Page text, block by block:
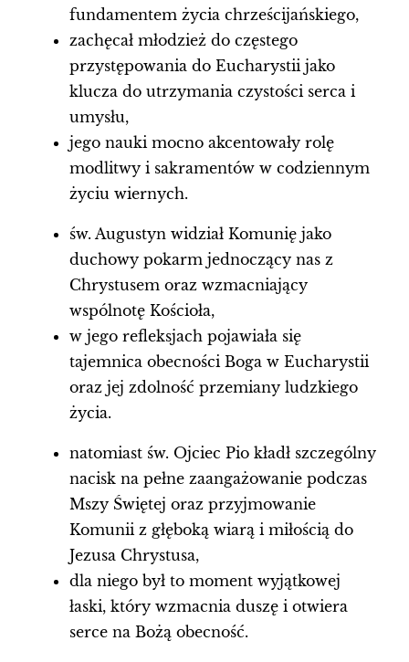
fundamentem życia chrześcijańskiego,
zachęcał młodzież do częstego
przystępowania do Eucharystii jako
klucza do utrzymania czystości serca i
umysłu,
jego nauki mocno akcentowały rolę
modlitwy i sakramentów w codziennym
życiu wiernych.
św. Augustyn widział Komunię jako
duchowy pokarm jednoczący nas z
Chrystusem oraz wzmacniający
wspólnotę Kościoła,
w jego refleksjach pojawiała się
tajemnica obecności Boga w Eucharystii
oraz jej zdolność przemiany ludzkiego
życia.
natomiast św. Ojciec Pio kładł szczególny
nacisk na pełne zaangażowanie podczas
Mszy Świętej oraz przyjmowanie
Komunii z głęboką wiarą i miłością do
Jezusa Chrystusa,
dla niego był to moment wyjątkowej
łaski, który wzmacnia duszę i otwiera
serce na Bożą obecność.